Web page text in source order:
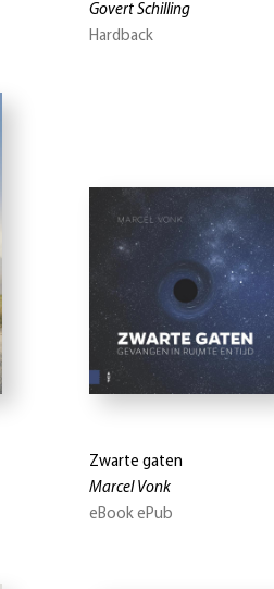
Govert Schilling
Hardback
Zwarte gaten
Marcel Vonk
eBook ePub